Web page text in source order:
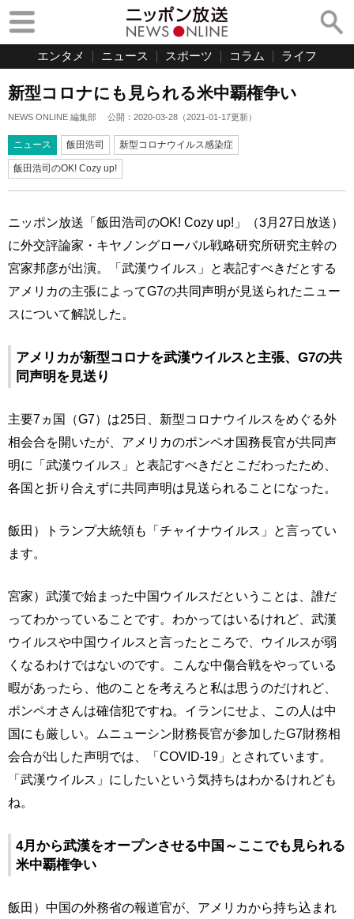
エンタメ ニュース スポーツ コラム ライフ
新型コロナにも見られる米中覇権争い
NEWS ONLINE 編集部 公開： 2020-03-28 （2021-01-17更新）
ニュース 飯田浩司 新型コロナウイルス感染症
飯田浩司のOK! Cozy up!
ニッポン放送「飯田浩司のOK! Cozy up!」（3月27日放送）
に外交評論家・キヤノングローバル戦略研究所研究主幹の
宮家邦彦が出演。「武漢ウイルス」と表記すべきだとする
アメリカの主張によってG7の共同声明が見送られたニュー
スについて解説した。
アメリカが新型コロナを武漢ウイルスと主張、G7の共
同声明を見送り
主要7ヵ国（G7）は25日、新型コロナウイルスをめぐる外
相会合を開いたが、アメリカのポンペオ国務長官が共同声
明に「武漢ウイルス」と表記すべきだとこだわったため、
各国と折り合えずに共同声明は見送られることになった。
飯田）トランプ大統領も「チャイナウイルス」と言ってい
ます。
宮家）武漢で始まった中国ウイルスだということは、誰だ
ってわかっていることです。わかってはいるけれど、武漢
ウイルスや中国ウイルスと言ったところで、ウイルスが弱
くなるわけではないのです。こんな中傷合戦をやっている
暇があったら、他のことを考えろと私は思うのだけれど、
ポンペオさんは確信犯ですね。イランにせよ、この人は中
国にも厳しい。ムニューシン財務長官が参加したG7財務相
会合が出した声明では、「COVID-19」とされています。
「武漢ウイルス」にしたいという気持ちはわかるけれども
ね。
4月から武漢をオープンさせる中国～ここでも見られる
米中覇権争い
飯田）中国の外務省の報道官が、アメリカから持ち込まれ